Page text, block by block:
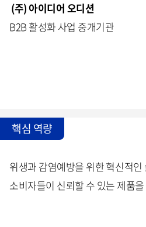
(주) 아이디어 오디션
B2B 활성화 사업 중개기관
핵심 역량
위생과 감염예방을 위한 혁신적
소비자들이 신뢰할 수 있는 제품